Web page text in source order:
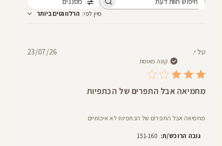
מיין לפי: הרלוונטים ביותר
טל י.
קונה מאומת
מחמיאה אבל התפרים של הכתפיות
מחמיאה אבל התפרים של הכתפיות לא איכותיים
גובה הרוכש/ת: 151-160
23/07/26